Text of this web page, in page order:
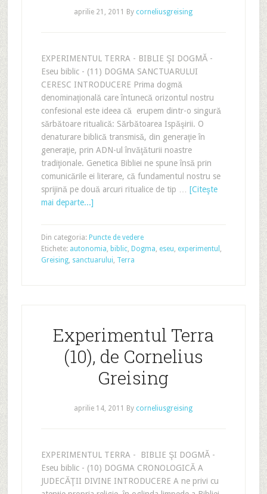
aprilie 21, 2011 By corneliusgreising
EXPERIMENTUL TERRA - BIBLIE ŞI DOGMĂ -
Eseu biblic - (11) DOGMA SANCTUARULUI
CERESC INTRODUCERE Prima dogmă
denominaţională care întunecă orizontul nostru
confesional este ideea că erupem dintr-o singură
sărbătoare ritualică: Sărbătoarea Ispăşirii. O
denaturare biblică transmisă, din generaţie în
generaţie, prin ADN-ul învăţăturii noastre
tradiţionale. Genetica Bibliei ne spune însă prin
comunicările ei literare, că fundamentul nostru se
sprijină pe două arcuri ritualice de tip … [Citeşte
mai departe...]
Din categoria: Puncte de vedere
Etichete: autonomia, biblic, Dogma, eseu, experimentul ,
Greising, sanctuarului, Terra
Experimentul Terra
(10), de Cornelius
Greising
aprilie 14, 2011 By corneliusgreising
EXPERIMENTUL TERRA - BIBLIE ŞI DOGMĂ -
Eseu biblic - (10) DOGMA CRONOLOGICĂ A
JUDECĂŢII DIVINE INTRODUCERE A ne privi cu